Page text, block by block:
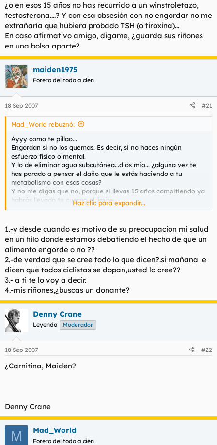
¿o en esos 15 años no has recurrido a un winstroletazo,
testosterona....? Y con esa obsesión con no engordar no me
extrañaría que hubiera probado TSH (o tiroxina)...
En caso afirmativo amigo, digame, ¿guarda sus riñones
en una bolsa aparte?
maiden1975
Forero del todo a cien
18 Sep 2007 #21
Mad_World rebuznó:
Ayyy como te pillao...
Engordan si no los quemas. Es decir, si no haces ningún
esfuerzo físico o mental.
Y lo de eliminar agua subcutánea...dios mio... ¿alguna vez te
has parado a pensar el daño que le estás haciendo a tu
metabolismo con esas cosas?
Y no me digas que no, porque si llevas 15 años compitiendo ya
habrás llevado tu cuerpo al límite.
Por curiosidad, me dijeron que todos los que compiten en
esos 15 años no has recurrido a un winstroletazo,
testosterona....? Y con esa obsesión con no engordar no me
extrañaría que hubiera probado TSH (o tiroxina)...
En caso afirmativo amigo, digame, ¿guarda sus riñones en una
bolsa aparte?
Haz clic para expandir...
1.-y desde cuando es motivo de su preocupacion mi salud
en un hilo donde estamos debatiendo el hecho de que un
alimento engorde o no ??
2.-de verdad que se cree todo lo que dicen?.si mañana le
dicen que todos ciclistas se dopan,usted lo cree??
3.- a ti te lo voy a decir.
4.-mis riñones,¿buscas un donante?
Denny Crane
Leyenda Moderador
18 Sep 2007 #22
¿Carnitina, Maiden?
Denny Crane
M Mad_World
Forero del todo a cien